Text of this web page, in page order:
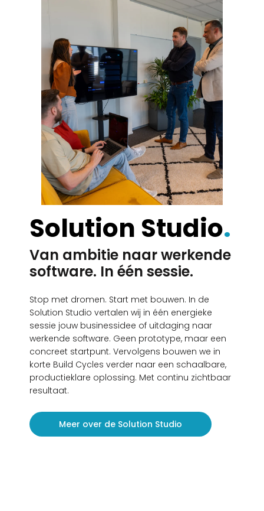
Solution Studio.
Van ambitie naar werkende
software. In één sessie.
Stop met dromen. Start met bouwen. In de
Solution Studio vertalen wij in één energieke
sessie jouw businessidee of uitdaging naar
werkende software. Geen prototype, maar een
concreet startpunt. Vervolgens bouwen we in
korte Build Cycles verder naar een schaalbare,
productieklare oplossing. Met continu zichtbaar
resultaat.
Meer over de Solution Studio